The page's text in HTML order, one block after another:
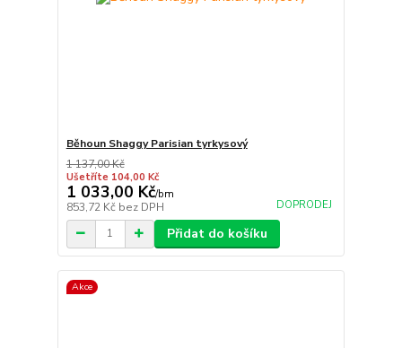
Běhoun Shaggy Parisian tyrkysový
1 137,00 Kč
Ušetříte 104,00 Kč
1 033,00 Kč/bm
853,72 Kč bez DPH DOPRODEJ
Přidat do košíku
Akce